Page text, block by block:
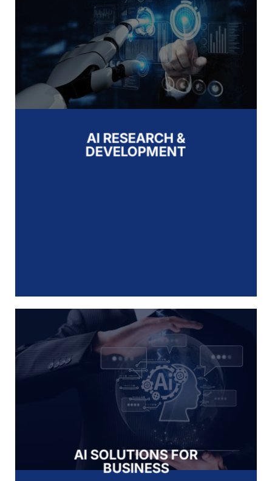
AI RESEARCH &
DEVELOPMENT
AI SOLUTIONS FOR
BUSINESS